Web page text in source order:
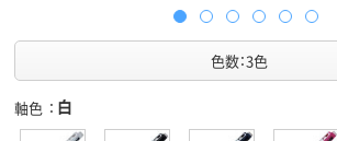
色数：3色
軸色 白